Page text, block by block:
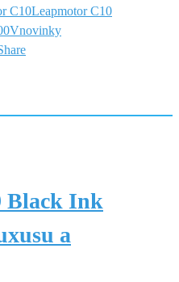
C10Leapmotor C10
novinky
Black Ink
a